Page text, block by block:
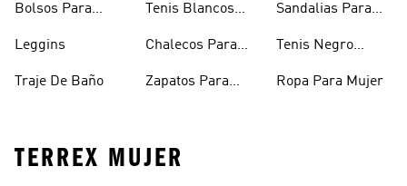
Bolsos Para
Leggins
Traje De Baño
Tenis Blancos
Chalecos Para
Zapatos Para
Sandalias Para
Tenis Negro
Ropa Para Mujer
TERREX MUJER